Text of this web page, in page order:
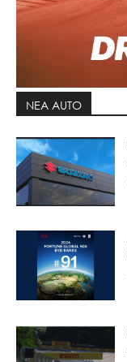
ΝΕΑ AUTO